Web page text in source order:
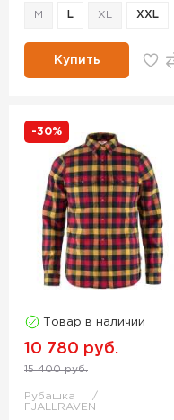
M L XL XXL
Купить
-30%
Товар в наличии
10 780 руб.
15 400 руб.
Рубашка
FJALLRAVEN